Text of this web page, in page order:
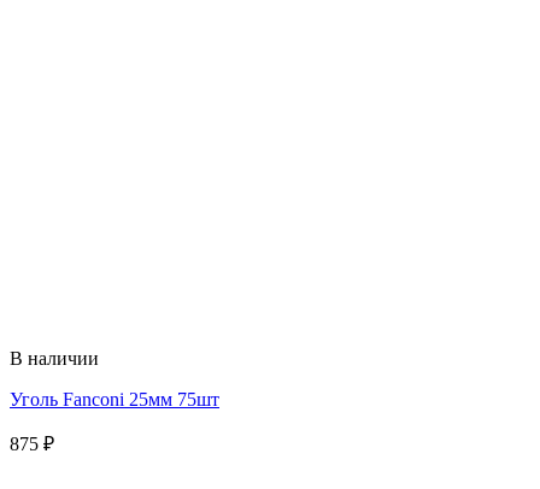
В наличии
Уголь Fanconi 25мм 75шт
875 ₽